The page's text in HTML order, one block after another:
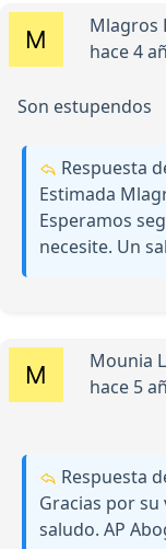
Mlagros
hace 4
Son estupendos
Respuesta
Estimada
Esperamos
necesite. Un
Mounia
hace 5
Respuesta
Gracias por
saludo. AP